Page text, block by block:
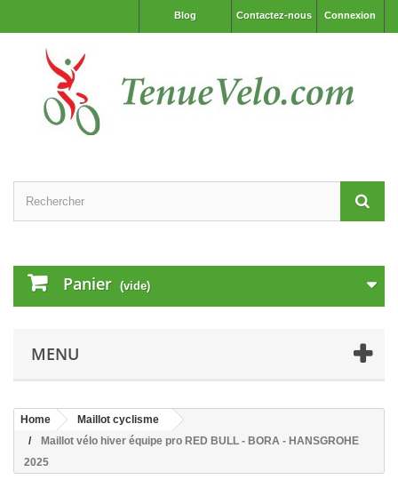
Connexion
Contactez-nous
Blog
Panier (vide)
MENU
Home
Maillot cyclisme
Maillot vélo hiver équipe pro RED BULL - BORA - HANSGROHE
2025